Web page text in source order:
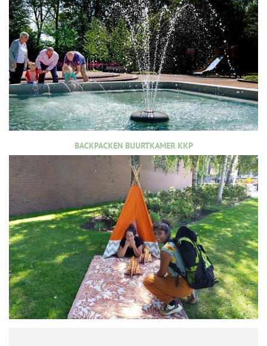
BACKPACKEN BUURTKAMER KKP